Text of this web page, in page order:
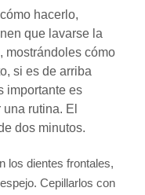
hacerlo,
que lavarse la
mostrándoles cómo
si es de arriba
importante es
rutina. El
dos minutos.
los dientes frontales,
Cepillarlos con